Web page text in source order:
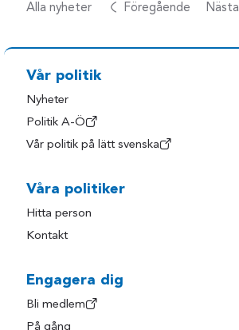
Alla nyheter Föregående Nästa
Vår politik
Nyheter
Politik A-Ö
Vår politik på lätt svenska
Våra politiker
Hitta person
Kontakt
Engagera dig
Bli medlem
På gång